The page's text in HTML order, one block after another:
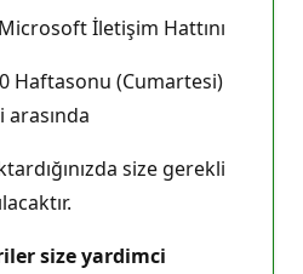
İletişim Hattını
Haftasonu (Cumartesi)
arasında
size gerekli
size yardimci